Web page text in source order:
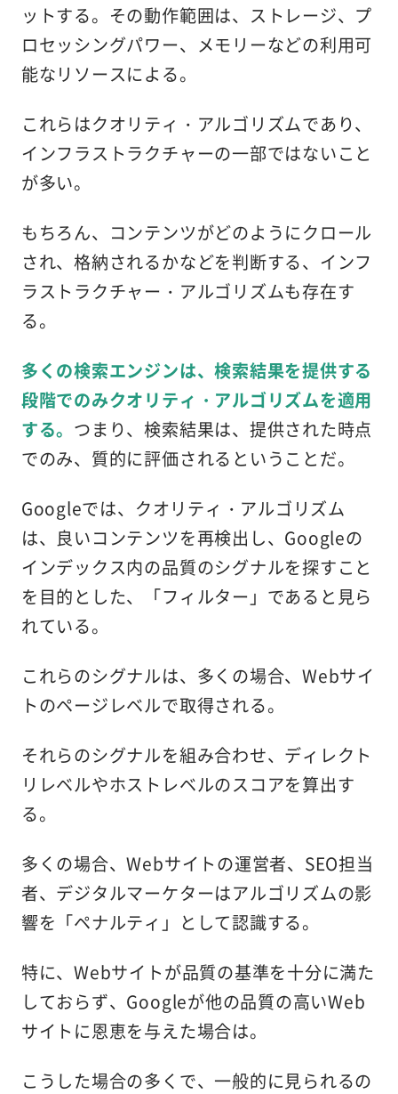
ットする。その動作範囲は、ストレージ、プ
ロセッシングパワー、メモリーなどの利用可
能なリソースによる。
これらはクオリティ・アルゴリズムであり、
インフラストラクチャーの一部ではないこと
が多い。
もちろん、コンテンツがどのようにクロール
され、格納されるかなどを判断する、インフ
ラストラクチャー・アルゴリズムも存在す
る。
多くの検索エンジンは、検索結果を提供する
段階でのみクオリティ・アルゴリズムを適用
する。 つまり、検索結果は、提供された時点
でのみ、質的に評価されるということだ。
Googleでは、クオリティ・アルゴリズム
は、良いコンテンツを再検出し、Googleの
インデックス内の品質のシグナルを探すこと
を目的とした、「フィルター」であると見ら
れている。
これらのシグナルは、多くの場合、Webサイ
トのページレベルで取得される。
それらのシグナルを組み合わせ、ディレクト
リレベルやホストレベルのスコアを算出す
る。
多くの場合、Webサイトの運営者、SEO担当
者、デジタルマーケターはアルゴリズムの影
響を「ペナルティ」として認識する。
特に、Webサイトが品質の基準を十分に満た
しておらず、Googleが他の品質の高いWeb
サイトに恩恵を与えた場合は。
こうした場合の多くで、一般的に見られるの